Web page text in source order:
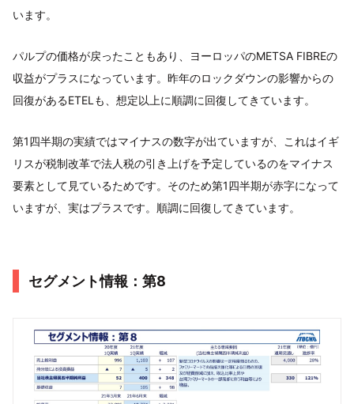
います。
パルプの価格が戻ったこともあり、ヨーロッパのMETSA FIBREの
収益がプラスになっています。昨年のロックダウンの影響からの
回復があるETELも、想定以上に順調に回復してきています。
第1四半期の実績ではマイナスの数字が出ていますが、これはイギ
リスが税制改革で法人税の引き上げを予定しているのをマイナス
要素として見ているためです。そのため第1四半期が赤字になって
いますが、実はプラスです。順調に回復してきています。
セグメント情報：第8